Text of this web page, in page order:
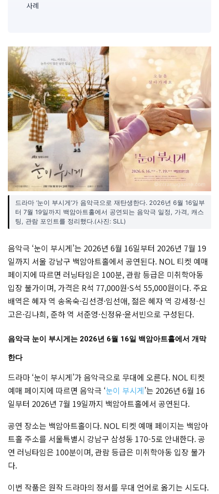
사례
드라마 ‘눈이 부시게’가 음악극으로 재탄생한다. 2026년 6월 16일부
터 7월 19일까지 백암아트홀에서 공연되는 음악극 일정, 가격, 캐스
팅, 관람 포인트를 정리했다.(사진: SLL)
음악극 ‘눈이 부시게’는 2026년 6월 16일부터 2026년 7월 19
일까지 서울 강남구 백암아트홀에서 공연된다. NOL 티켓 예매
페이지에 따르면 러닝타임은 100분, 관람 등급은 미취학아동
입장 불가이며, 가격은 R석 77,000원·S석 55,000원이다. 주요
배역은 혜자 역 송옥숙·김선경·임선애, 젊은 혜자 역 강세정·신
고은·김나희, 준하 역 서준영·신정유·윤서빈으로 구성된다.
음악극 눈이 부시게는 2026년 6월 16일 백암아트홀에서 개막
한다
드라마 ‘눈이 부시게’가 음악극으로 무대에 오른다. NOL 티켓
예매 페이지에 따르면 음악극 ‘눈이 부시게’는 2026년 6월 16
일부터 2026년 7월 19일까지 백암아트홀에서 공연된다.
공연 장소는 백암아트홀이다. NOL 티켓 예매 페이지는 백암아
트홀 주소를 서울특별시 강남구 삼성동 170-5로 안내한다. 공
연 러닝타임은 100분이며, 관람 등급은 미취학아동 입장 불가
다.
이번 작품은 원작 드라마의 정서를 무대 언어로 옮기는 시도다.